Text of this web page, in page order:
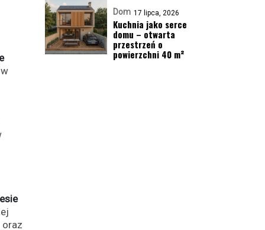
oraz
Dom 17 lipca, 2026
Kuchnia jako serce
domu – otwarta
przestrzeń o
powierzchni 40 m²